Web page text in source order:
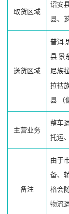
取货区域
诏安
县、
送货区域
普洱
县景
尼族
拉祜
县 （
主营业务
整车
托运
备注
由于
备、
格会
物流